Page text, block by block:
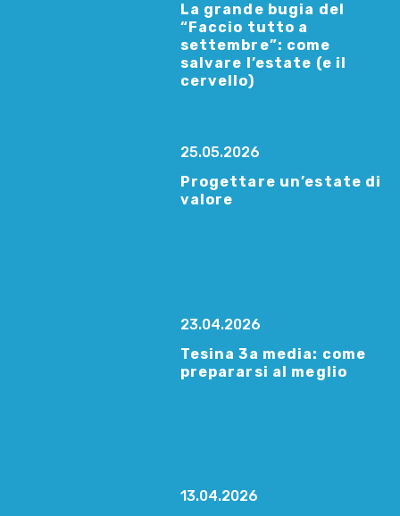
La grande bugia del
“Faccio tutto a
settembre”: come
salvare l’estate (e il
cervello)
25.05.2026
Progettare un’estate di
valore
23.04.2026
Tesina 3a media: come
prepararsi al meglio
13.04.2026